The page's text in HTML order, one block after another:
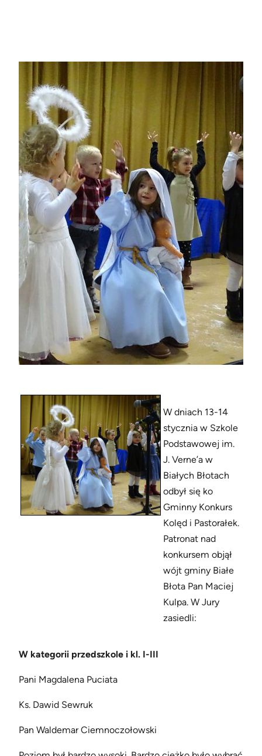
W dniach 13-14
stycznia w Szkole
Podstawowej im.
J. Verne’a w
Białych Błotach
odbył się ko
Gminny Konkurs
Kolęd i Pastorałek.
Patronat nad
konkursem objął
wójt gminy Białe
Błota Pan Maciej
Kulpa. W Jury
zasiedli:
W kategorii przedszkole i kl. I-III
Pani Magdalena Puciata
Ks. Dawid Sewruk
Pan Waldemar Ciemnoczołowski